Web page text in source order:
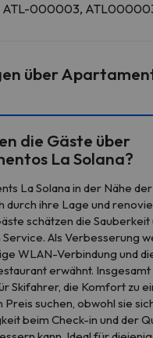
ATL-000003,
über
die Gäste über
La Solana?
La Solana in der Nähe
durch ihre Lage und
schätzen die Sauberkeit
Als Verbesserung
WLAN-Verbindung und
erwähnt.
Skifahrer, die Komfort zu
suchen, obwohl sie
beim Check-in und der